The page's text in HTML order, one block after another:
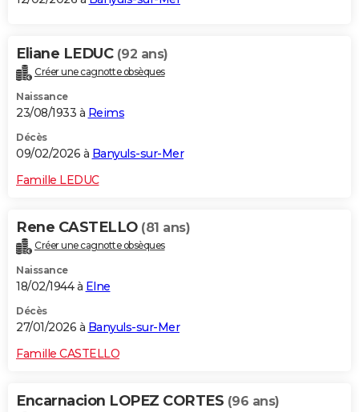
Eliane LEDUC (92 ans)
Créer une cagnotte obsèques
Naissance
23/08/1933 à Reims
Décès
09/02/2026 à Banyuls-sur-Mer
Famille LEDUC
Rene CASTELLO (81 ans)
Créer une cagnotte obsèques
Naissance
18/02/1944 à Elne
Décès
27/01/2026 à Banyuls-sur-Mer
Famille CASTELLO
Encarnacion LOPEZ CORTES (96 ans)